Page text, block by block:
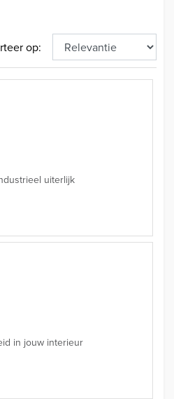
op:
uiterlijk
in jouw interieur